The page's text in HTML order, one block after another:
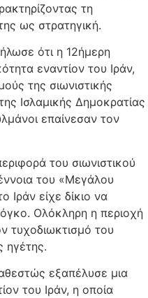
τη
ως στρατηγική.
ότι η 12ήμερη
εναντίον του Ιράν,
της σιωνιστικής
Ισλαμικής Δημοκρατίας
επαίνεσαν τον
του σιωνιστικού
του «Μεγάλου
Ιράν είχε δίκιο να
Ολόκληρη η περιοχή
τυχοδιωκτισμό του
ηγέτης.
εξαπέλυσε μια
του Ιράν, η οποία